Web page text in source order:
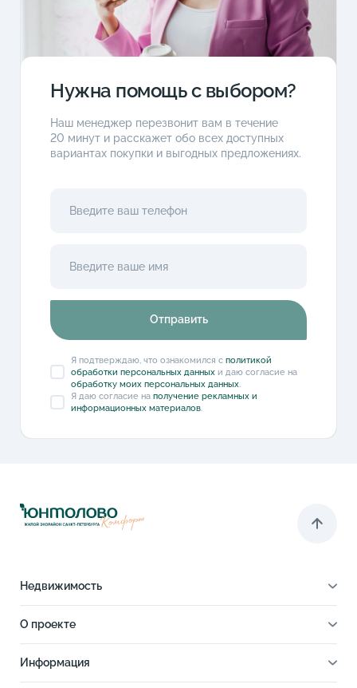
Нужна помощь с выбором?
Наш менеджер перезвонит вам в течение
20 минут и расскажет обо всех доступных
вариантах покупки и выгодных предложениях.
Отправить
Я подтверждаю, что ознакомился сполитикой
обработки персональных данных и даю согласие на
обработку моих персональных данных
Я даю согласие наполучение рекламных и
информационных материалов
Недвижимость
Все квартиры
1-комнатные
Паркинги
Кладовые
Выбрать на 3D плане
О проекте
Парк-квартал
Информация